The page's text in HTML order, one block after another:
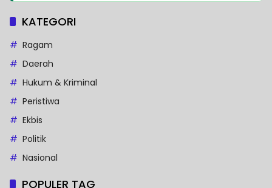
KATEGORI
Ragam
Daerah
Hukum & Kriminal
Peristiwa
Ekbis
Politik
Nasional
POPULER TAG